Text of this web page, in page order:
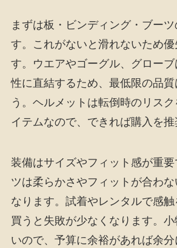
まずは板・ビンディング・ブー
す。これがないと滑れないため
す。ウエアやゴーグル、グロー
性に直結するため、最低限の品質
う。ヘルメットは転倒時のリス
イテムなので、できれば購入を推
装備はサイズやフィット感が重
ツは柔らかさやフィットが合わな
なります。試着やレンタルで感
買うと失敗が少なくなります。
いので、予算に余裕があれば余分